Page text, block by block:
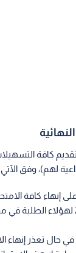
كافة
لهم)، وفق الآتي:
إنهاء كافة
في حال تعذر إنهاء